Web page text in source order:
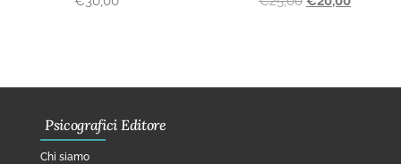
Psicografici Editore
Chi siamo